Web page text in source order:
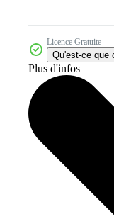
Licence Gratuite
Qu'est-ce que
Plus d'infos